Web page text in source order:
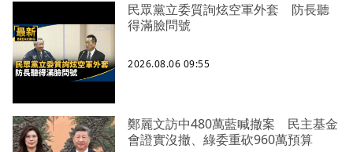
民眾黨立委質詢炫空軍外套 防長聽
得滿臉問號
2026.08.06 09:55
鄭麗文訪中480萬藍喊撤案 民主基金
會證實沒撤、綠委重砍960萬預算